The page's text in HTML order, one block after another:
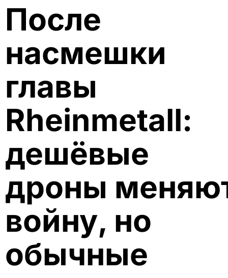
После
насмешки
главы
Rheinmetall:
дешёвые
дроны
войну, но
обычные